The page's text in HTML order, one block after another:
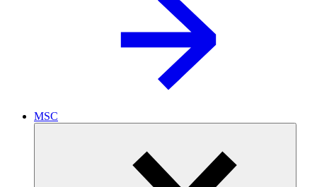
MSC